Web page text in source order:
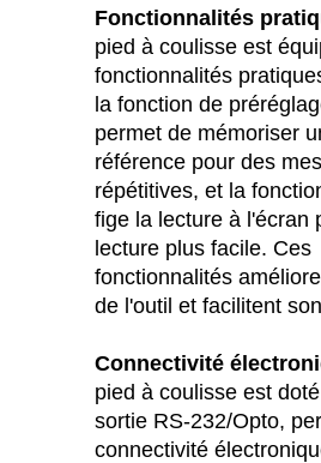
Fonctionnalités
pied à coulisse est
fonctionnalités
la fonction de
permet de mémoriser
référence pour des
répétitives, et la
fige la lecture à l'écran
lecture plus facile. Ces
fonctionnalités
de l'outil et facilitent
Connectivité
pied à coulisse est
sortie RS-232/Opto,
connectivité